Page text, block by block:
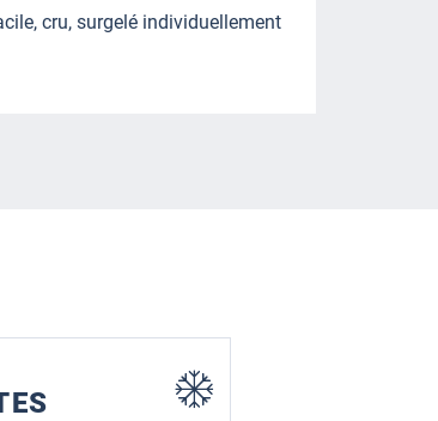
cru, surgelé individuellement